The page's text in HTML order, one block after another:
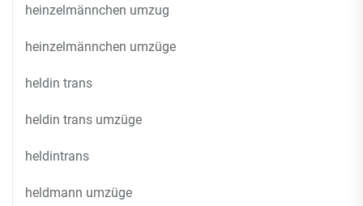
heinzelmännchen umzug
heinzelmännchen umzüge
heldin trans
heldin trans umzüge
heldintrans
heldmann umzüge